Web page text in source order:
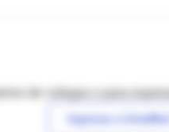
de colegas o para
Ingresar a IntraMed